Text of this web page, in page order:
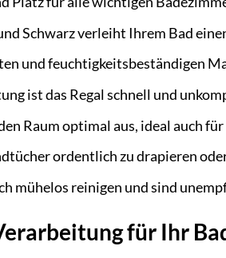
Schwarz verleiht Ihrem Bad
und feuchtigkeitsbeständigen
ist das Regal schnell und
Raum optimal aus, ideal auch für
ordentlich zu drapieren
mühelos reinigen und sind
für Ihr